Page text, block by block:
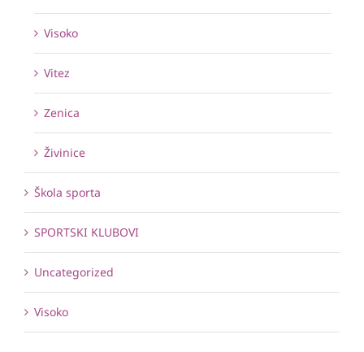
Visoko
Vitez
Zenica
Živinice
Škola sporta
SPORTSKI KLUBOVI
Uncategorized
Visoko